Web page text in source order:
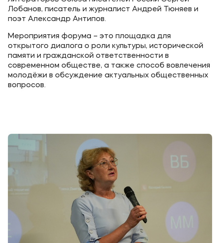
Лобанов, писатель и журналист Андрей Тюняев и
поэт Александр Антипов.
Мероприятия форума – это площадка для
открытого диалога о роли культуры, исторической
памяти и гражданской ответственности в
современном обществе, а также способ вовлечения
молодёжи в обсуждение актуальных общественных
вопросов.